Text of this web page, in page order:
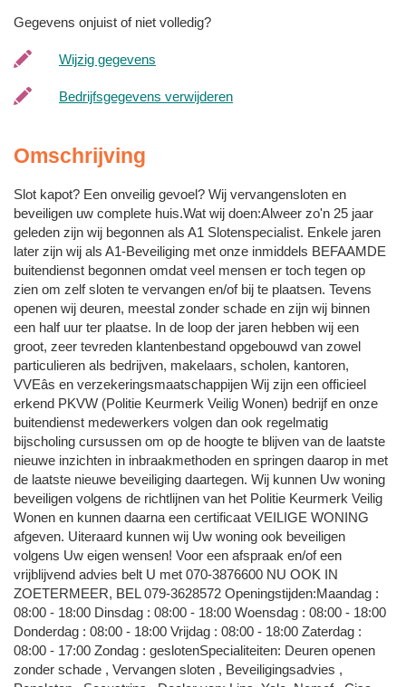
Gegevens onjuist of niet volledig?
Wijzig gegevens
Bedrijfsgegevens verwijderen
Omschrijving
Slot kapot? Een onveilig gevoel? Wij vervangensloten en
beveiligen uw complete huis.Wat wij doen:Alweer zo'n 25 jaar
geleden zijn wij begonnen als A1 Slotenspecialist. Enkele jaren
later zijn wij als A1-Beveiliging met onze inmiddels BEFAAMDE
buitendienst begonnen omdat veel mensen er toch tegen op
zien om zelf sloten te vervangen en/of bij te plaatsen. Tevens
openen wij deuren, meestal zonder schade en zijn wij binnen
een half uur ter plaatse. In de loop der jaren hebben wij een
groot, zeer tevreden klantenbestand opgebouwd van zowel
particulieren als bedrijven, makelaars, scholen, kantoren,
VVEâs en verzekeringsmaatschappijen Wij zijn een officieel
erkend PKVW (Politie Keurmerk Veilig Wonen) bedrijf en onze
buitendienst medewerkers volgen dan ook regelmatig
bijscholing cursussen om op de hoogte te blijven van de laatste
nieuwe inzichten in inbraakmethoden en springen daarop in met
de laatste nieuwe beveiliging daartegen. Wij kunnen Uw woning
beveiligen volgens de richtlijnen van het Politie Keurmerk Veilig
Wonen en kunnen daarna een certificaat VEILIGE WONING
afgeven. Uiteraard kunnen wij Uw woning ook beveiligen
volgens Uw eigen wensen! Voor een afspraak en/of een
vrijblijvend advies belt U met 070-3876600 NU OOK IN
ZOETERMEER, BEL 079-3628572 Openingstijden:Maandag :
08:00 - 18:00 Dinsdag : 08:00 - 18:00 Woensdag : 08:00 - 18:00
Donderdag : 08:00 - 18:00 Vrijdag : 08:00 - 18:00 Zaterdag :
08:00 - 17:00 Zondag : geslotenSpecialiteiten: Deuren openen
zonder schade , Vervangen sloten , Beveiligingsadvies ,